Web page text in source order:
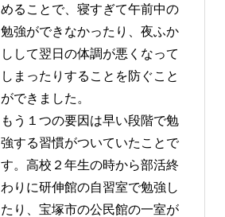
めることで、寝すぎて午前中の
勉強ができなかったり、夜ふか
しして翌日の体調が悪くなって
しまったりすることを防ぐこと
ができました。
もう１つの要因は早い段階で勉
強する習慣がついていたことで
す。高校２年生の時から部活終
わりに研伸館の自習室で勉強し
たり、宝塚市の公民館の一室が